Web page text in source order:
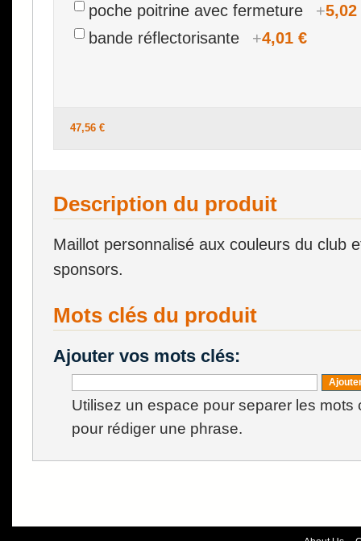
poche poitrine avec fermeture
+5,02
bande réflectorisante
+4,01 €
47,56 €
Description du produit
Maillot personnalisé aux couleurs du club
sponsors.
Mots clés du produit
Ajouter vos mots clés:
Utilisez un espace pour separer les mots
pour rédiger une phrase.